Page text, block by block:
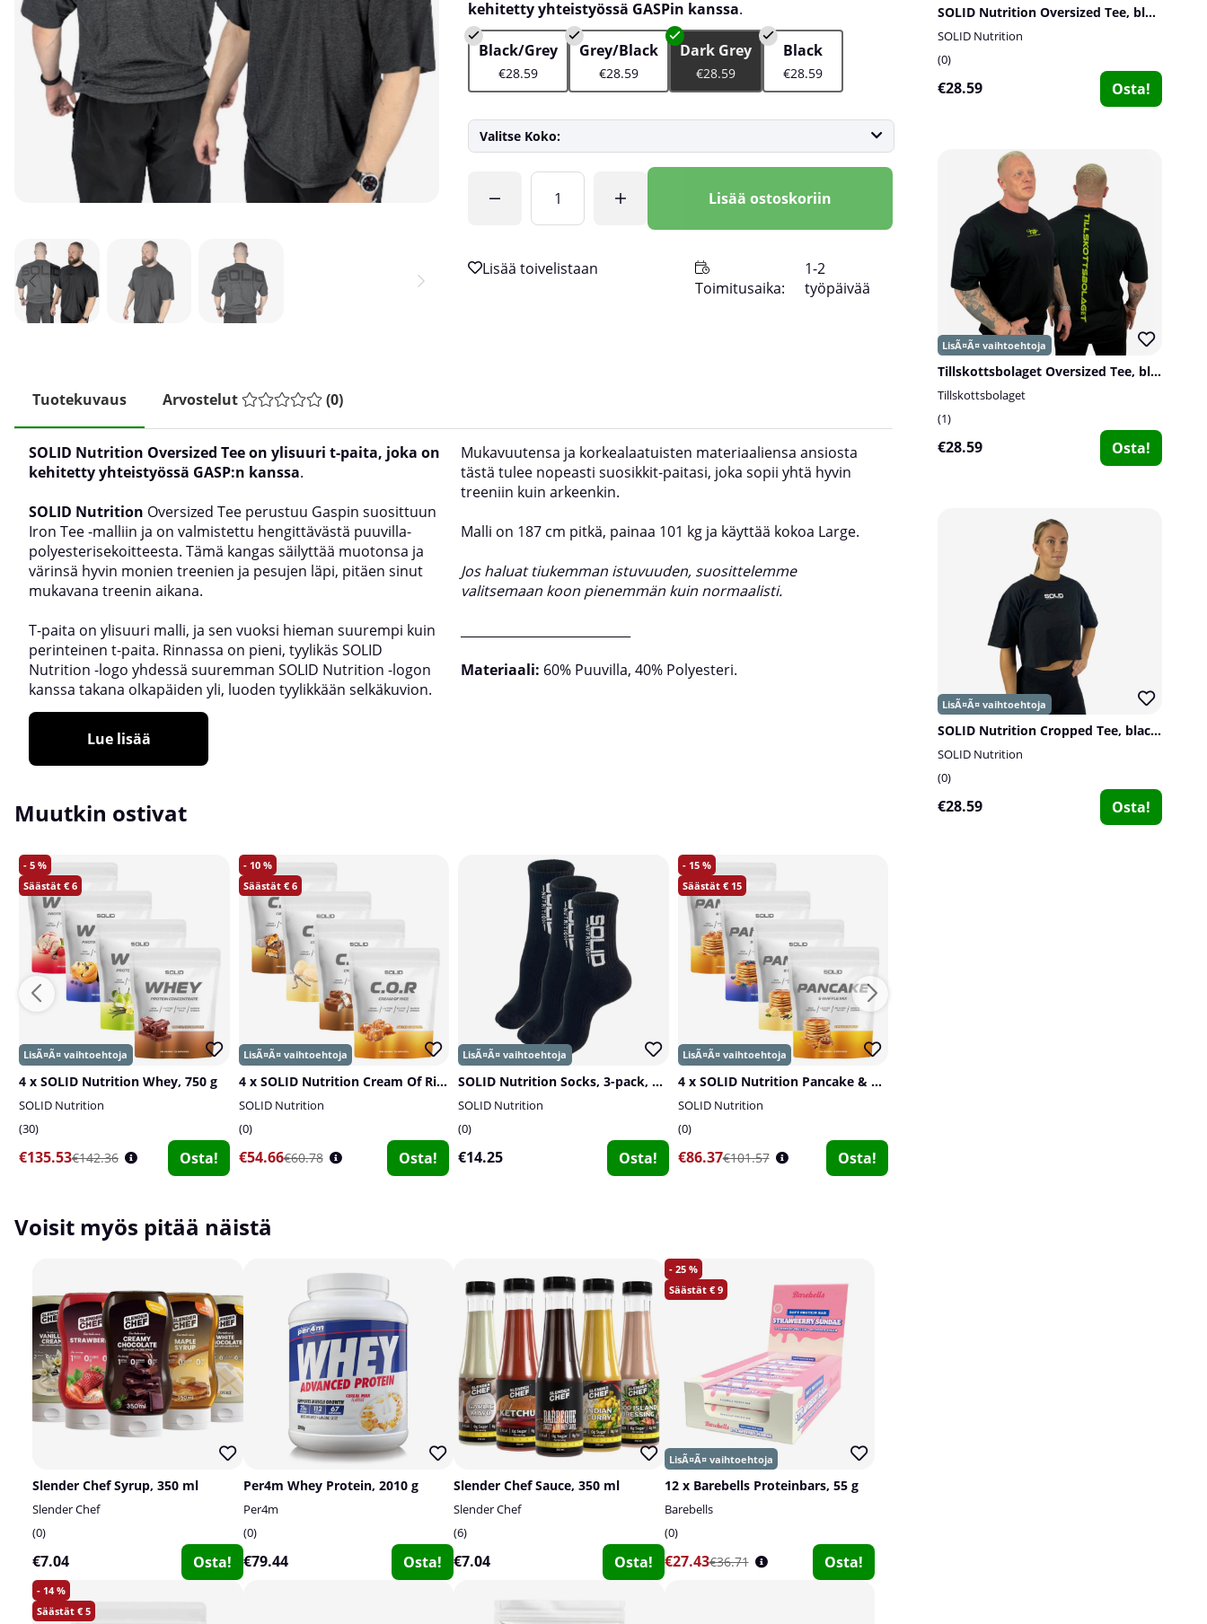
kehitetty yhteistyössä GASPin kanssa.
Black/Grey
€28.59
Grey/Black
€28.59
Dark Grey
€28.59
Black
€28.59
Valitse Koko:
Lisää ostoskoriin
Toimitusaika:
1-2
työpäivää
SOLID Nutrition Oversized Tee, black
SOLID Nutrition
0
€28.59 Osta!
Tillskottsbolaget Oversized Tee, black
Tillskottsbolaget
1
€28.59 Osta!
SOLID Nutrition Cropped Tee, black/white
SOLID Nutrition
0
€28.59 Osta!
Tuotekuvaus Arvostelut (0)
SOLID Nutrition Oversized Tee on ylisuuri t-paita, joka on
kehitetty yhteistyössä GASP:n kanssa.
SOLID Nutrition Oversized Tee perustuu Gaspin suosittuun
Iron Tee -malliin ja on valmistettu hengittävästä puuvilla-
polyesterisekoitteesta. Tämä kangas säilyttää muotonsa ja
värinsä hyvin monien treenien ja pesujen läpi, pitäen sinut
mukavana treenin aikana.
T-paita on ylisuuri malli, ja sen vuoksi hieman suurempi kuin
perinteinen t-paita. Rinnassa on pieni, tyylikäs SOLID
Nutrition -logo yhdessä suuremman SOLID Nutrition -logon
kanssa takana olkapäiden yli, luoden tyylikkään selkäkuvion.
Mukavuutensa ja korkealaatuisten materiaaliensa ansiosta
tästä tulee nopeasti suosikkit-paitasi, joka sopii yhtä hyvin
treeniin kuin arkeenkin.
Malli on 187 cm pitkä, painaa 101 kg ja käyttää kokoa Large.
Jos haluat tiukemman istuvuuden, suosittelemme
valitsemaan koon pienemmän kuin normaalisti.
Materiaali: 60% Puuvilla, 40% Polyesteri.
Istuvuus:Ylisuuri.
Lue lisää
Muutkin ostivat
5
6
4 x SOLID Nutrition Whey, 750 g
SOLID Nutrition
30
€135.53€142.36 Osta!
10
6
4 x SOLID Nutrition Cream Of Rice, 1 kg
SOLID Nutrition
0
€54.66€60.78 Osta!
SOLID Nutrition Socks, 3-pack, Black
SOLID Nutrition
0
€14.25 Osta!
15
15
4 x SOLID Nutrition Pancake & Waffle Mix, 750 g
SOLID Nutrition
0
€86.37€101.57 Osta!
Voisit myös pitää näistä
Slender Chef Syrup, 350 ml
Slender Chef
0
€7.04 Osta!
Per4m Whey Protein, 2010 g
Per4m
0
€79.44 Osta!
Slender Chef Sauce, 350 ml
Slender Chef
6
€7.04 Osta!
25
9
12 x Barebells Proteinbars, 55 g
Barebells
0
€27.43€36.71 Osta!
14
5